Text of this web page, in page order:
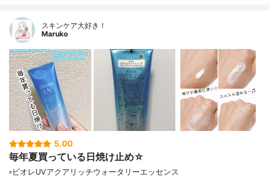
スキンケア大好き！
Maruko
5.00
毎年夏買っている日焼け止め☆
▫️ビオレUVアクアリッチウォータリーエッセンス